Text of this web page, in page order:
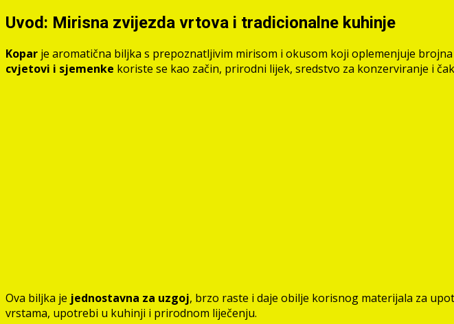
Uvod: Mirisna zvijezda vrtova i tradicionalne kuhinje
Kopar je aromatična biljka s prepoznatljivim mirisom i okusom koji oplemenjuje
cvjetovi i sjemenke koriste se kao začin, prirodni lijek, sredstvo za konzerviranje i
Ova biljka je jednostavna za uzgoj, brzo raste i daje obilje korisnog materijala za
vrstama, upotrebi u kuhinji i prirodnom liječenju.